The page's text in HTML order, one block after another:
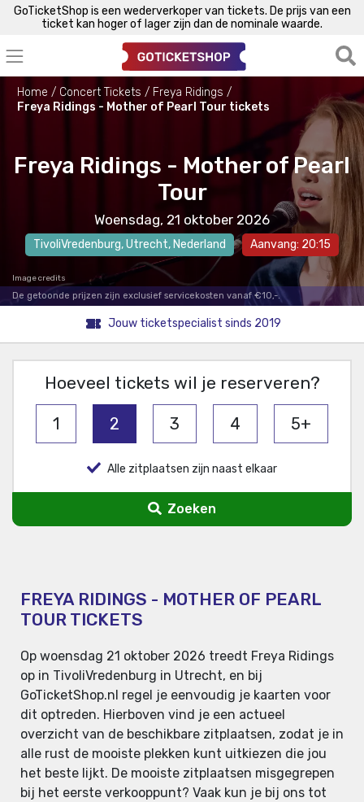
GoTicketShop is een wederverkoper van tickets. De prijs van een
ticket kan hoger of lager zijn dan de nominale waarde.
Home Concert Tickets
Freya Ridings
Freya Ridings - Mother of Pearl Tour tickets
Freya Ridings - Mother of Pearl
Tour
Woensdag, 21 oktober 2026
TivoliVredenburg,Utrecht, Nederland Aanvang: 20:15
Image credits
De getoonde prijzen zijn exclusief servicekosten vanaf €10,-.
Jouw ticketspecialist sinds 2019
Hoeveel tickets wil je reserveren?
1 2 3 4 5+
Alle zitplaatsen zijn naast elkaar
Zoeken
FREYA RIDINGS - MOTHER OF PEARL
TOUR TICKETS
Op woensdag 21 oktober 2026 treedt Freya Ridings
op in TivoliVredenburg in Utrecht, en bij
GoTicketShop.nl regel je eenvoudig je kaarten voor
dit optreden. Hierboven vind je een actueel
overzicht van de beschikbare zitplaatsen, zodat je in
alle rust de mooiste plekken kunt uitkiezen die jou
het beste lijkt. De mooiste zitplaatsen misgegrepen
bij het eerste verkooppunt? Vaak kun je bij ons tot